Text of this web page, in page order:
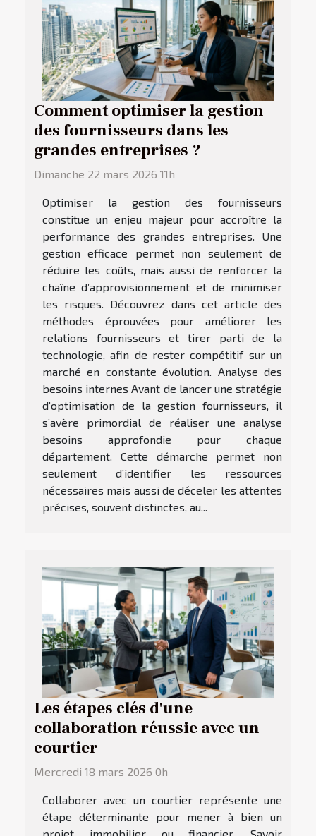
Comment optimiser la gestion
des fournisseurs dans les
grandes entreprises ?
Dimanche 22 mars 2026 11h
Optimiser la gestion des fournisseurs
constitue un enjeu majeur pour accroître la
performance des grandes entreprises. Une
gestion efficace permet non seulement de
réduire les coûts, mais aussi de renforcer la
chaîne d’approvisionnement et de minimiser
les risques. Découvrez dans cet article des
méthodes éprouvées pour améliorer les
relations fournisseurs et tirer parti de la
technologie, afin de rester compétitif sur un
marché en constante évolution. Analyse des
besoins internes Avant de lancer une stratégie
d’optimisation de la gestion fournisseurs, il
s’avère primordial de réaliser une analyse
besoins approfondie pour chaque
département. Cette démarche permet non
seulement d’identifier les ressources
nécessaires mais aussi de déceler les attentes
précises, souvent distinctes, au...
Les étapes clés d'une
collaboration réussie avec un
courtier
Mercredi 18 mars 2026 0h
Collaborer avec un courtier représente une
étape déterminante pour mener à bien un